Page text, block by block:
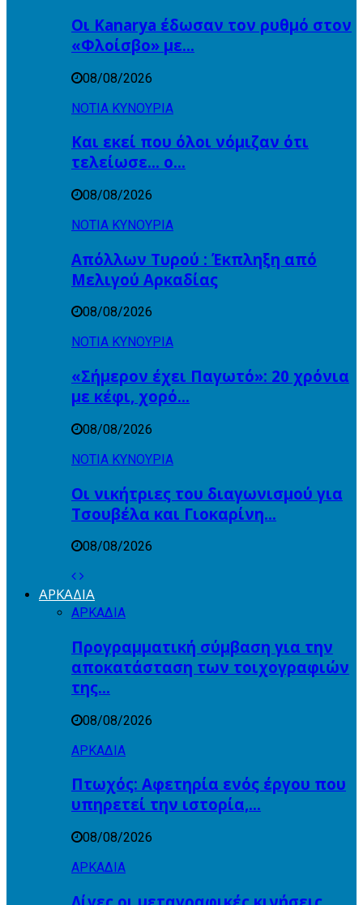
Οι Kanarya έδωσαν τον ρυθμό στον
«Φλοίσβο» με…
08/08/2026
ΝΟΤΙΑ ΚΥΝΟΥΡΙΑ
Και εκεί που όλοι νόμιζαν ότι
τελείωσε… ο…
08/08/2026
ΝΟΤΙΑ ΚΥΝΟΥΡΙΑ
Απόλλων Τυρού : Έκπληξη από
Μελιγού Αρκαδίας
08/08/2026
ΝΟΤΙΑ ΚΥΝΟΥΡΙΑ
«Σήμερον έχει Παγωτό»: 20 χρόνια
με κέφι, χορό…
08/08/2026
ΝΟΤΙΑ ΚΥΝΟΥΡΙΑ
Οι νικήτριες του διαγωνισμού για
Τσουβέλα και Γιοκαρίνη…
08/08/2026
ΑΡΚΑΔΙΑ
ΑΡΚΑΔΙΑ
Προγραμματική σύμβαση για την
αποκατάσταση των τοιχογραφιών
της…
08/08/2026
ΑΡΚΑΔΙΑ
Πτωχός: Αφετηρία ενός έργου που
υπηρετεί την ιστορία,…
08/08/2026
ΑΡΚΑΔΙΑ